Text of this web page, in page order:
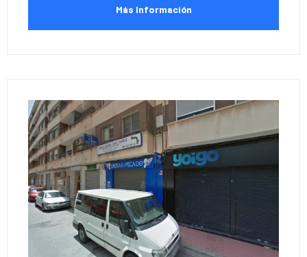
Más Información